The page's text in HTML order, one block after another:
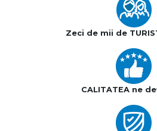
Zeci de mii de
CALITATEA ne